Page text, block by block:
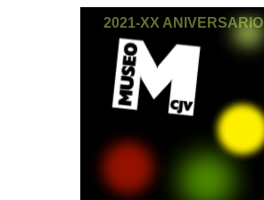
2021-XX ANIVERSARIO